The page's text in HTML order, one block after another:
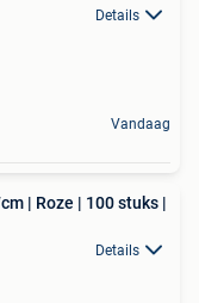
Details
Vandaag
| Roze | 100 stuks |
Details